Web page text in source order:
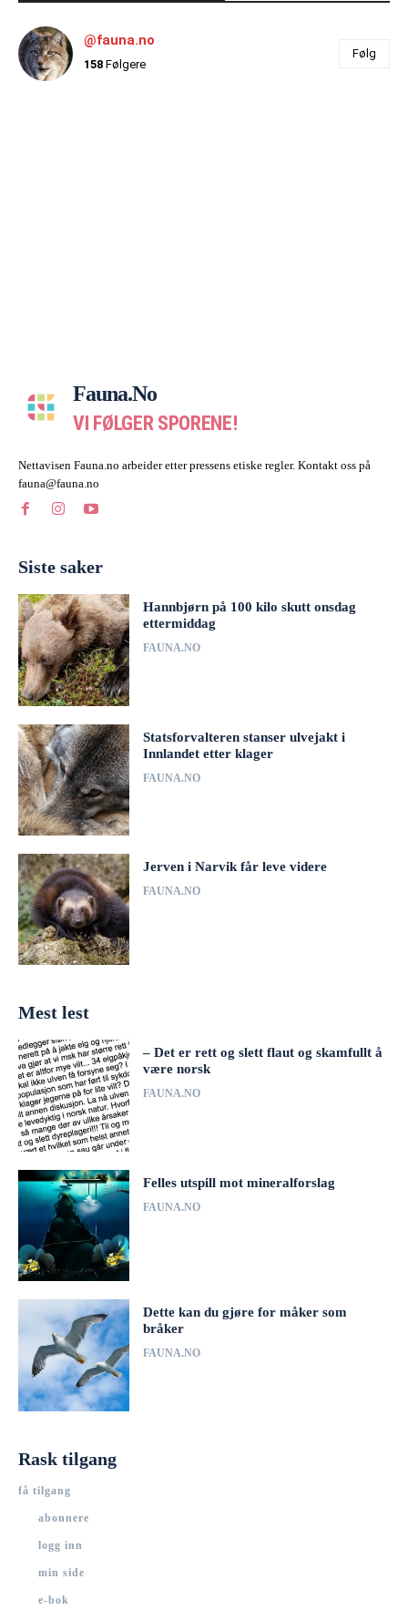
@fauna.no
158 Følgere
Følg
Fauna.no
VI FØLGER SPORENE!
Nettavisen Fauna.no arbeider etter pressens etiske regler. Kontakt oss på
fauna@fauna.no
Siste saker
Hannbjørn på 100 kilo skutt onsdag
ettermiddag
FAUNA.NO
Statsforvalteren stanser ulvejakt i
Innlandet etter klager
FAUNA.NO
Jerven i Narvik får leve videre
FAUNA.NO
Mest lest
– Det er rett og slett flaut og skamfullt å
være norsk
FAUNA.NO
Felles utspill mot mineralforslag
FAUNA.NO
Dette kan du gjøre for måker som
bråker
FAUNA.NO
Rask tilgang
få tilgang
abonnere
logg inn
min side
e-bok